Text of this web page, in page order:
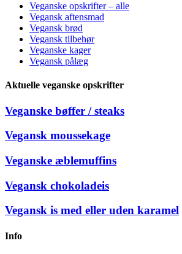
Veganske opskrifter – alle
Vegansk aftensmad
Vegansk brød
Vegansk tilbehør
Veganske kager
Vegansk pålæg
Aktuelle veganske opskrifter
Veganske bøffer / steaks
Vegansk moussekage
Veganske æblemuffins
Vegansk chokoladeis
Vegansk is med eller uden karamel
Info